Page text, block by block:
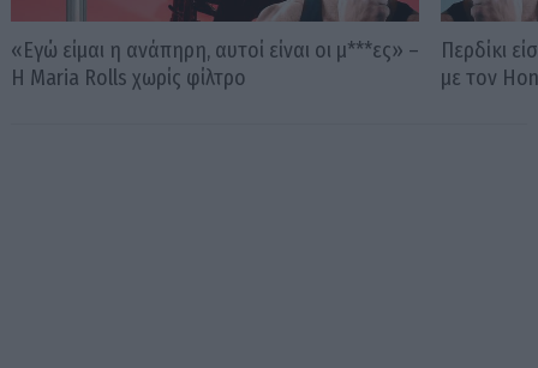
«Εγώ είμαι η ανάπηρη, αυτοί είναι οι μ***ες» –
Η Maria Rolls χωρίς φίλτρο
Περδίκι
με τον